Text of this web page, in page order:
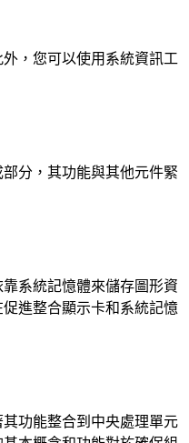
，您可以使用系統資訊工
分，其功能與其他元件緊
系統記憶體來儲存圖形資
進整合顯示卡和系統記憶
功能整合到中央處理單元